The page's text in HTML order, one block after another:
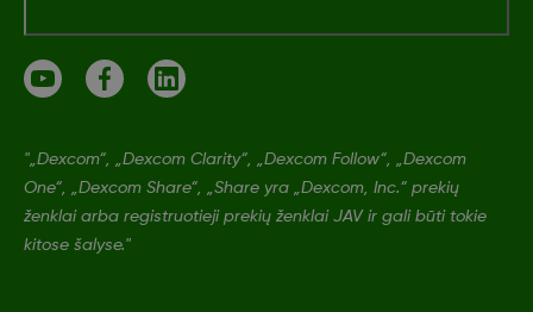
"„Dexcom“, „Dexcom Clarity“, „Dexcom Follow“, „Dexcom
One“, „Dexcom Share“, „Share yra „Dexcom, Inc.“ prekių
ženklai arba registruotieji prekių ženklai JAV ir gali būti tokie
kitose šalyse."